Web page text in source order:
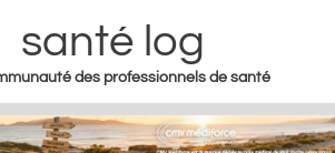
Jump to navigation
santé log
des professionnels de santé